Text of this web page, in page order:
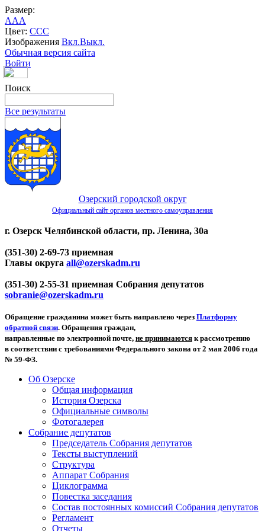
Размер:
AAA
Цвет: CCC
Изображения Вкл.Выкл.
Обычная версия сайта
Войти
Поиск
Все результаты
Озерский городской округ
Официальный сайт органов местного самоуправления
г. Озерск Челябинской области, пр. Ленина, 30а
(351-30) 2-69-73 приемная
Главы округа all@ozerskadm.ru
(351-30) 2-55-31 приемная Собрания депутатов
sobranie@ozerskadm.ru
Обращение гражданина может быть направлено через Платформу
обратной связи. Обращения граждан,
направленные по электронной почте, не принимаются к рассмотрению
в соответствии с требованиями Федерального закона от 2 мая 2006 года
№ 59-ФЗ.
Об Озерске
Общая информация
История Озерска
Официальные символы
Фотогалерея
Собрание депутатов
Председатель Собрания депутатов
Тексты выступлений
Структура
Аппарат Собрания
Циклограмма
Повестка заседания
Состав постоянных комиссий Собрания депутатов
Регламент
Отчеты